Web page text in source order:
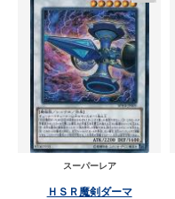
スーパーレア
ＨＳＲ魔剣ダーマ